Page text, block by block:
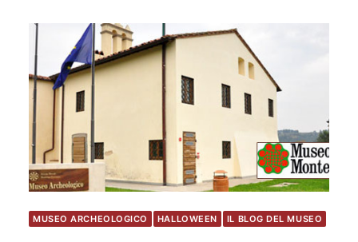
MUSEO ARCHEOLOGICO HALLOWEEN IL BLOG DEL MUSEO